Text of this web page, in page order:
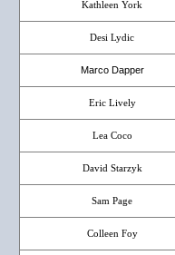
Kathleen York
Desi Lydic
Marco Dapper
Eric Lively
Lea Coco
David Starzyk
Sam Page
Colleen Foy